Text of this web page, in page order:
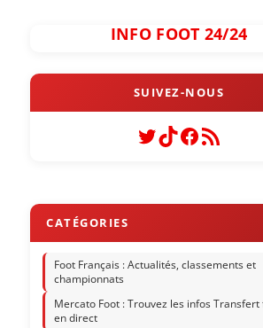
INFO FOOT 24/24
Twitter
TikTok
Facebook
Flux RSS
Foot Français : Actualités, classements et
championnats
Mercato Foot : Trouvez les infos Transfert
en direct